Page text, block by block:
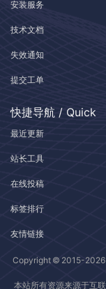
安装服务
技术文档
失效通知
提交工单
快捷导航 / Quick
最近更新
站长工具
在线投稿
标签排行
友情链接
Copyright © 2015-2026
本站所有资源来源于互